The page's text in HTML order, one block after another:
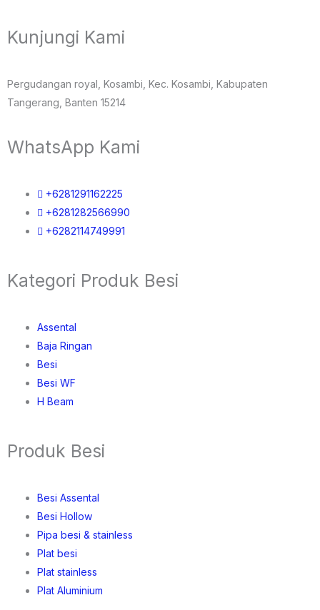
Kunjungi Kami
Pergudangan royal, Kosambi, Kec. Kosambi, Kabupaten
Tangerang, Banten 15214
WhatsApp Kami
+6281291162225
+6281282566990
+6282114749991
Kategori Produk Besi
Assental
Baja Ringan
Besi
Besi WF
H Beam
Produk Besi
Besi Assental
Besi Hollow
Pipa besi & stainless
Plat besi
Plat stainless
Plat Aluminium